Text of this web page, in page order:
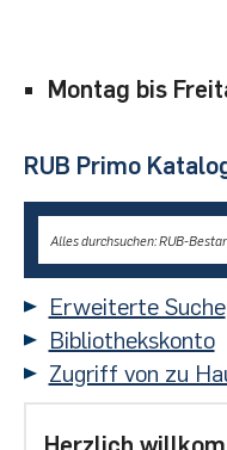
Montag bis
RUB Primo
Erweiterte Suche
Bibliothekskonto
Zugriff von zu